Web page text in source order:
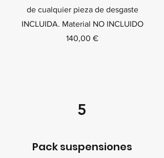
de cualquier pieza de desgaste
INCLUIDA. Material NO INCLUIDO
140,00 €
5
Pack suspensiones